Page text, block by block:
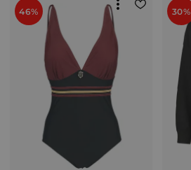
46% 30%